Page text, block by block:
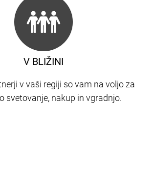
V BLIŽINI
v vaši regiji so vam na voljo za
svetovanje, nakup in vgradnjo.